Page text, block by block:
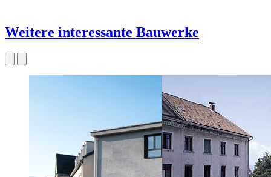
Weitere interessante Bauwerke